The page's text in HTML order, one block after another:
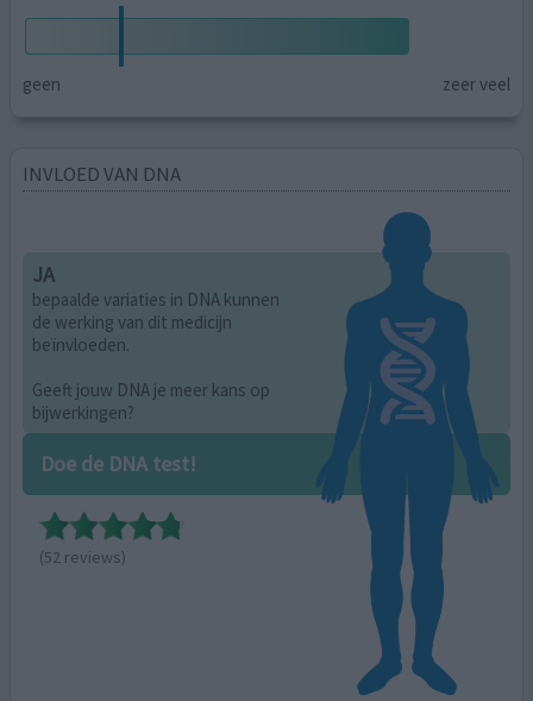
geen zeer veel
INVLOED VAN DNA
JA
bepaalde variaties in DNA kunnen
de werking van dit medicijn
beïnvloeden.
Geeft jouw DNA je meer kans op
bijwerkingen?
Doe de DNA test!
(52 reviews)